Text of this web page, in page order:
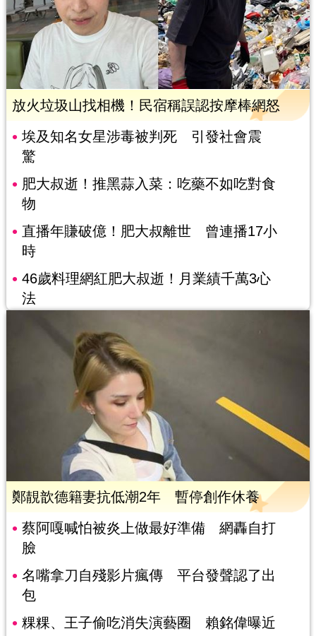
放火垃圾山找相機！民宿稱誤認按摩棒網怒
埃及知名女星涉毒被判死 引發社會震
驚
肥大叔逝！推黑蒜入菜：吃藥不如吃對食
物
直播年賺破億！肥大叔離世 曾連播17小
時
46歲料理網紅肥大叔逝！月業績千萬3心
法
鄭靚歆德籍妻抗低潮2年 暫停創作休養
蔡阿嘎喊怕被炎上做最好準備 網轟自打
臉
名嘴拿刀自殘影片瘋傳 平台發聲認了出
包
粿粿、王子偷吃消失演藝圈 賴銘偉曝近